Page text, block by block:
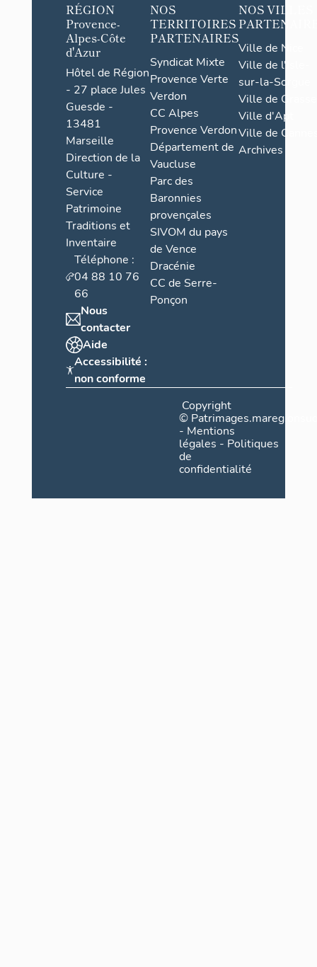
RÉGION
Provence-
Alpes-Côte
d'Azur
Hôtel de Région
- 27 place Jules
Guesde -
13481
Marseille
Direction de la
Culture -
Service
Patrimoine
Traditions et
Inventaire
Téléphone :
04 88 10 76
66
Nous
contacter
Aide
Accessibilité :
non conforme
NOS
TERRITOIRES
PARTENAIRES
Syndicat Mixte
Provence Verte
Verdon
CC Alpes
Provence Verdon
Département de
Vaucluse
Parc des
Baronnies
provençales
SIVOM du pays
de Vence
Dracénie
CC de Serre-
Ponçon
NOS VILLES
Ville de Nice
Ville de l'Isle-
sur-la-Sorgue
Ville de Grasse
Ville d'Apt
Ville de
Archives
Copyright
©
- Mentions
légales - Politiques
de
confidentialité